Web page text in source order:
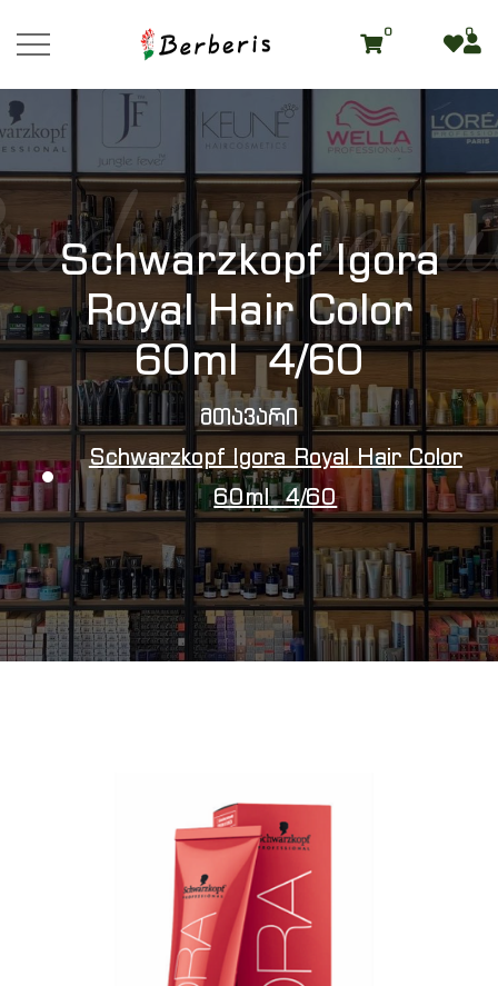
0 0
Schwarzkopf Igora
Royal Hair Color
60ml 4/60
Მთავარი
Schwarzkopf Igora Royal Hair Color
60ml 4/60